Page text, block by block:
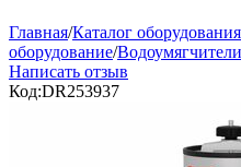
Главная/Каталог оборудования
оборудование/Водоумягчители
Написать отзыв
Код:DR253937